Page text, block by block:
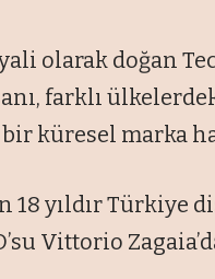
olarak doğan
farklı
küresel marka
18 yıldır Türkiye
Vittorio